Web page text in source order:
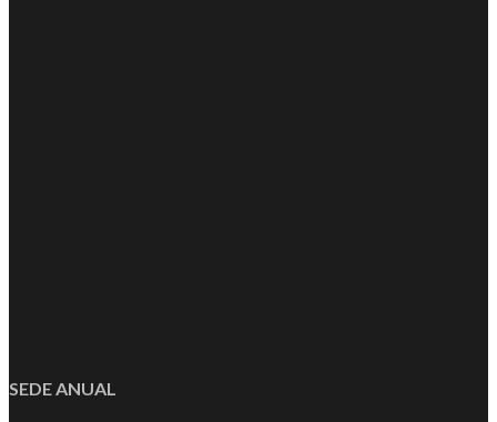
SEDE ANUAL